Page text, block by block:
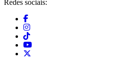
Redes sociais: